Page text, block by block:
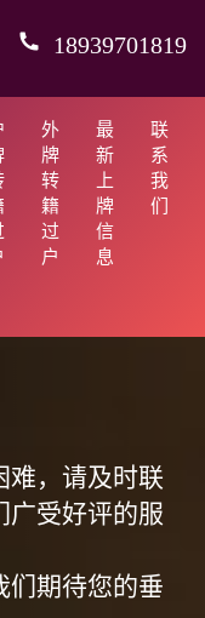
18939701819
外
牌
转
籍
过
户
最
新
上
牌
信
息
联
系
我
们
难，请及时联
广受好评的服
们期待您的垂